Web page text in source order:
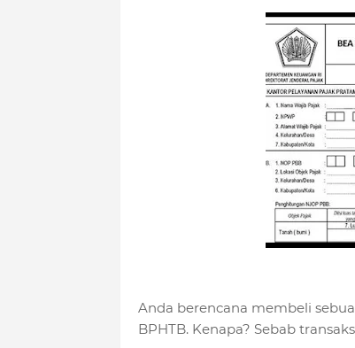
Anda berencana membeli
BPHTB. Kenapa? Sebab